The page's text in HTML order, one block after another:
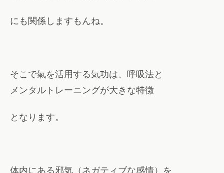
にも関係しますもんね。
そこで氣を活用する気功は、呼吸法と
メンタルトレーニングが大きな特徴
となります。
体内にある邪気（ネガティブな感情）を